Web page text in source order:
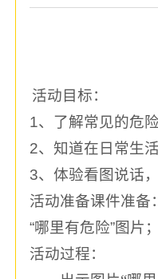
活动目标：
1、 了解常见的危
2、知道在日常生
3、体验看图说话
活动准备课件准备：
“哪里有危险”图片
活动过程：